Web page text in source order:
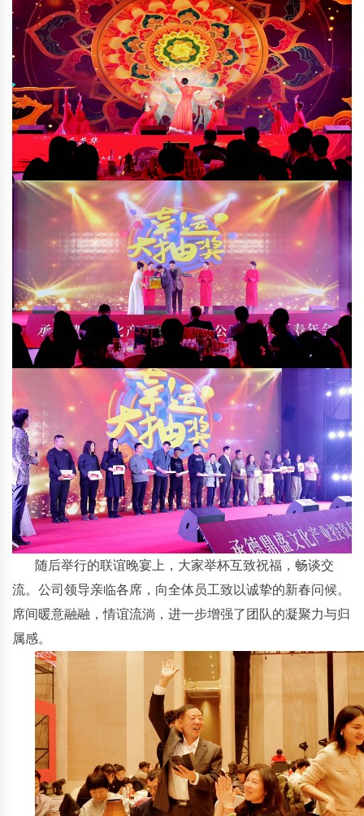
随后举行的联谊晚宴上，大家举杯互致祝福，畅谈交
流。公司领导亲临各席，向全体员工致以诚挚的新春问候。
席间暖意融融，情谊流淌，进一步增强了团队的凝聚力与归
属感。